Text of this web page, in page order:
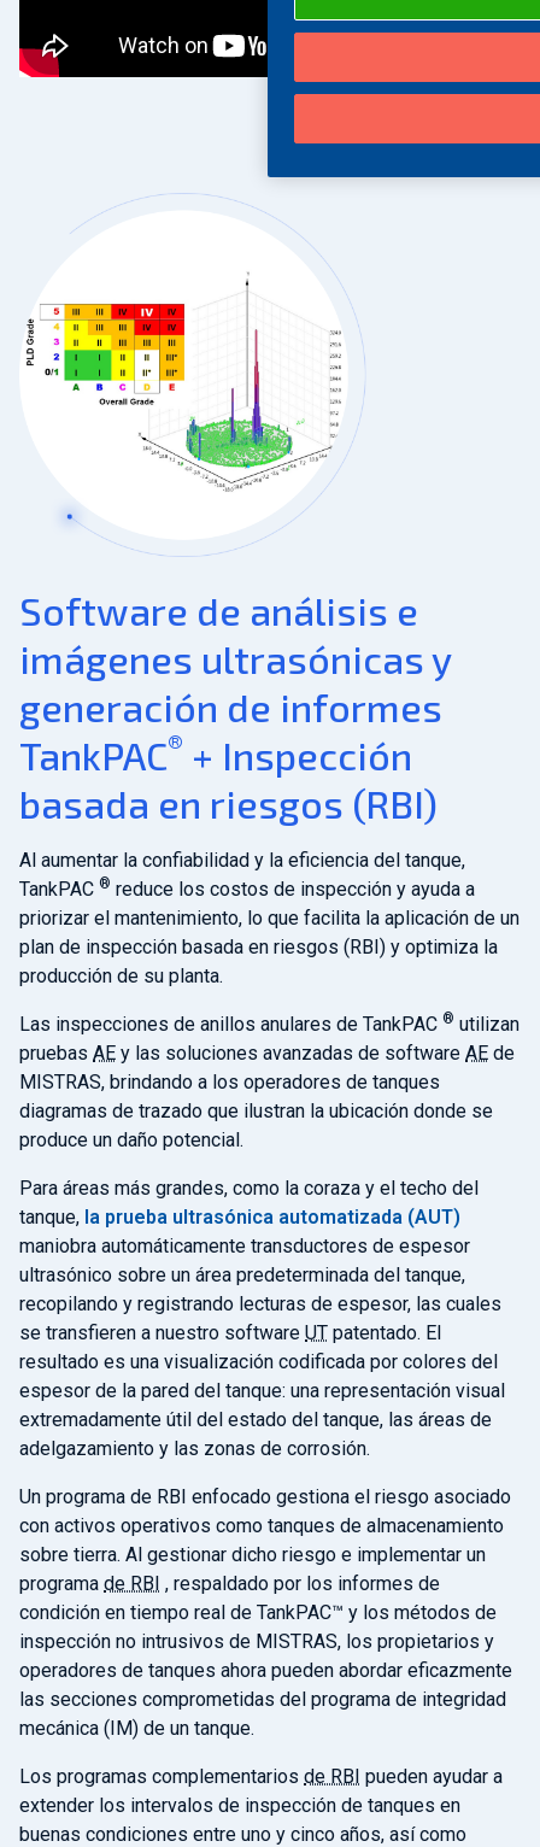
Software de análisis e
imágenes ultrasónicas y
generación de informes
TankPAC® + Inspección
basada en riesgos (RBI)
Al aumentar la confiabilidad y la eficiencia del tanque,
TankPAC ® reduce los costos de inspección y ayuda a
priorizar el mantenimiento, lo que facilita la aplicación de un
plan de inspección basada en riesgos (RBI) y optimiza la
producción de su planta.
Las inspecciones de anillos anulares de TankPAC ® utilizan
pruebas AE y las soluciones avanzadas de software AE de
MISTRAS, brindando a los operadores de tanques
diagramas de trazado que ilustran la ubicación donde se
produce un daño potencial.
Para áreas más grandes, como la coraza y el techo del
tanque, la prueba ultrasónica automatizada (AUT)
maniobra automáticamente transductores de espesor
ultrasónico sobre un área predeterminada del tanque,
recopilando y registrando lecturas de espesor, las cuales
se transfieren a nuestro software UT patentado. El
resultado es una visualización codificada por colores del
espesor de la pared del tanque: una representación visual
extremadamente útil del estado del tanque, las áreas de
adelgazamiento y las zonas de corrosión.
Un programa de RBI enfocado gestiona el riesgo asociado
con activos operativos como tanques de almacenamiento
sobre tierra. Al gestionar dicho riesgo e implementar un
programa de RBI , respaldado por los informes de
condición en tiempo real de TankPAC™ y los métodos de
inspección no intrusivos de MISTRAS, los propietarios y
operadores de tanques ahora pueden abordar eficazmente
las secciones comprometidas del programa de integridad
mecánica (IM) de un tanque.
Los programas complementarios de RBI pueden ayudar a
extender los intervalos de inspección de tanques en
buenas condiciones entre uno y cinco años, así como